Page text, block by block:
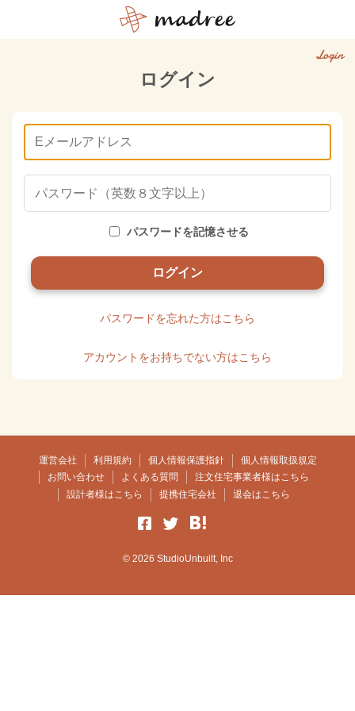
Login
ログイン
パスワードを記憶させる
パスワードを忘れた方はこちら
アカウントをお持ちでない方はこちら
運営会社 利用規約 個人情報保護指針
個人情報取扱規定
お問い合わせ
よくある質問
注文住宅事業者様はこちら
設計者様はこちら
提携住宅会社 退会はこちら
© 2026 StudioUnbuilt, Inc